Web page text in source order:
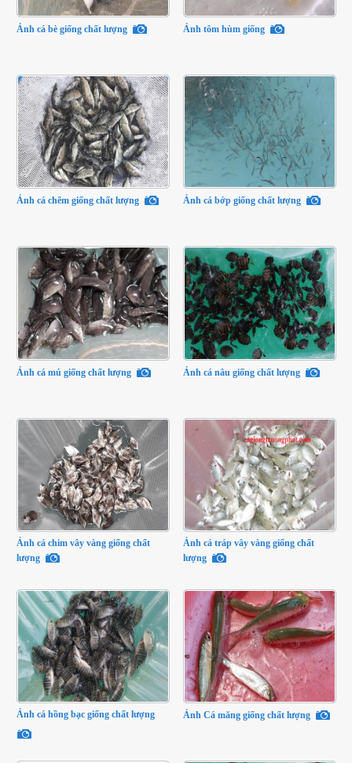
Ảnh cá bè giống chất lượng Ảnh tôm hùm giống
Ảnh cá chẽm giống chất lượng Ảnh cá bớp giống chất lượng
Ảnh cá mú giống chất lượng Ảnh cá nâu giống chất lượng
Ảnh cá chim vây vàng giống chất
lượng
Ảnh cá tráp vây vàng giống chất
lượng
Ảnh cá hồng bạc giống chất lượng Ảnh Cá măng giống chất lượng